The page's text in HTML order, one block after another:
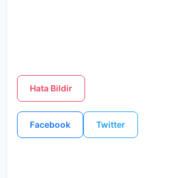
Hata Bildir
Facebook Twitter